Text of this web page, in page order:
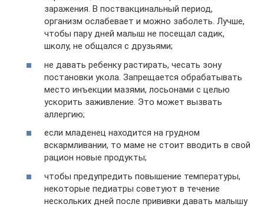
заражения. В поствакцинальный период,
организм ослабевает и можно заболеть. Лучше,
чтобы пару дней малыш не посещал садик,
школу, не общался с друзьями;
не давать ребенку растирать, чесать зону
постановки укола. Запрещается обрабатывать
место инъекции мазями, лосьонами с целью
ускорить заживление. Это может вызвать
аллергию;
если младенец находится на грудном
вскармливании, то маме не стоит вводить в свой
рацион новые продукты;
чтобы предупредить повышение температуры,
некоторые педиатры советуют в течение
нескольких дней после прививки давать малышу